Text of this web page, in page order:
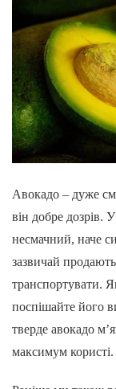
Авокадо – дуже
він добре дозрів.
несмачний, наче
зазвичай
транспортувати.
поспішайте його
тверде авокадо
максимум користі.